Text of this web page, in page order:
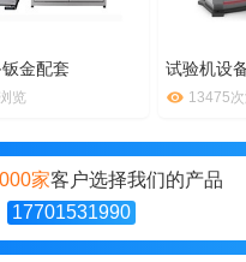
金配套
览
试验机设
13475
家客户选择我们的产品
17701531990